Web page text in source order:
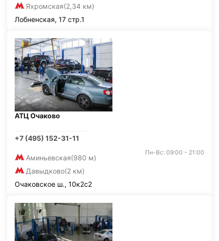
Яхромская(2,34 км)
Лобненская, 17 стр.1
АТЦ Очаково
+7 (495) 152-31-11
Аминьевская(980 м)
Давыдково(2 км)
Пн-Вс: 09:00 - 21:00
Очаковское ш., 10к2с2